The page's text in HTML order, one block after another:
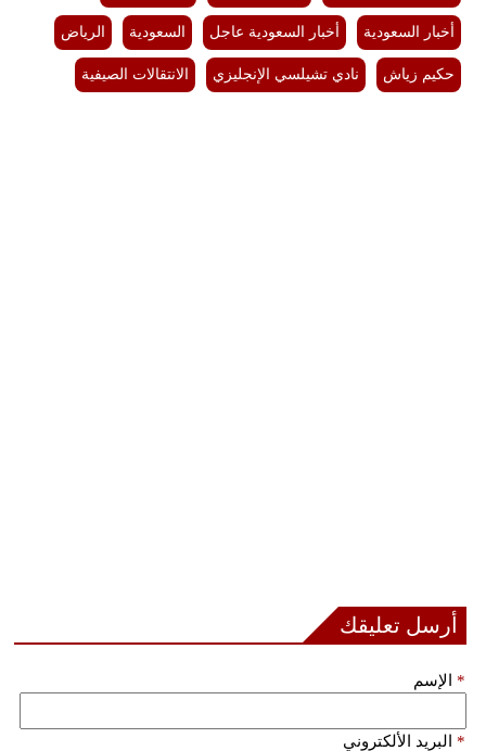
أخبار السعودية أخبار السعودية عاجل السعودية الرياض
حكيم زياش نادي تشيلسي الإنجليزي الانتقالات الصيفية
أرسل تعليقك
الإسم *
البريد الألكتروني *